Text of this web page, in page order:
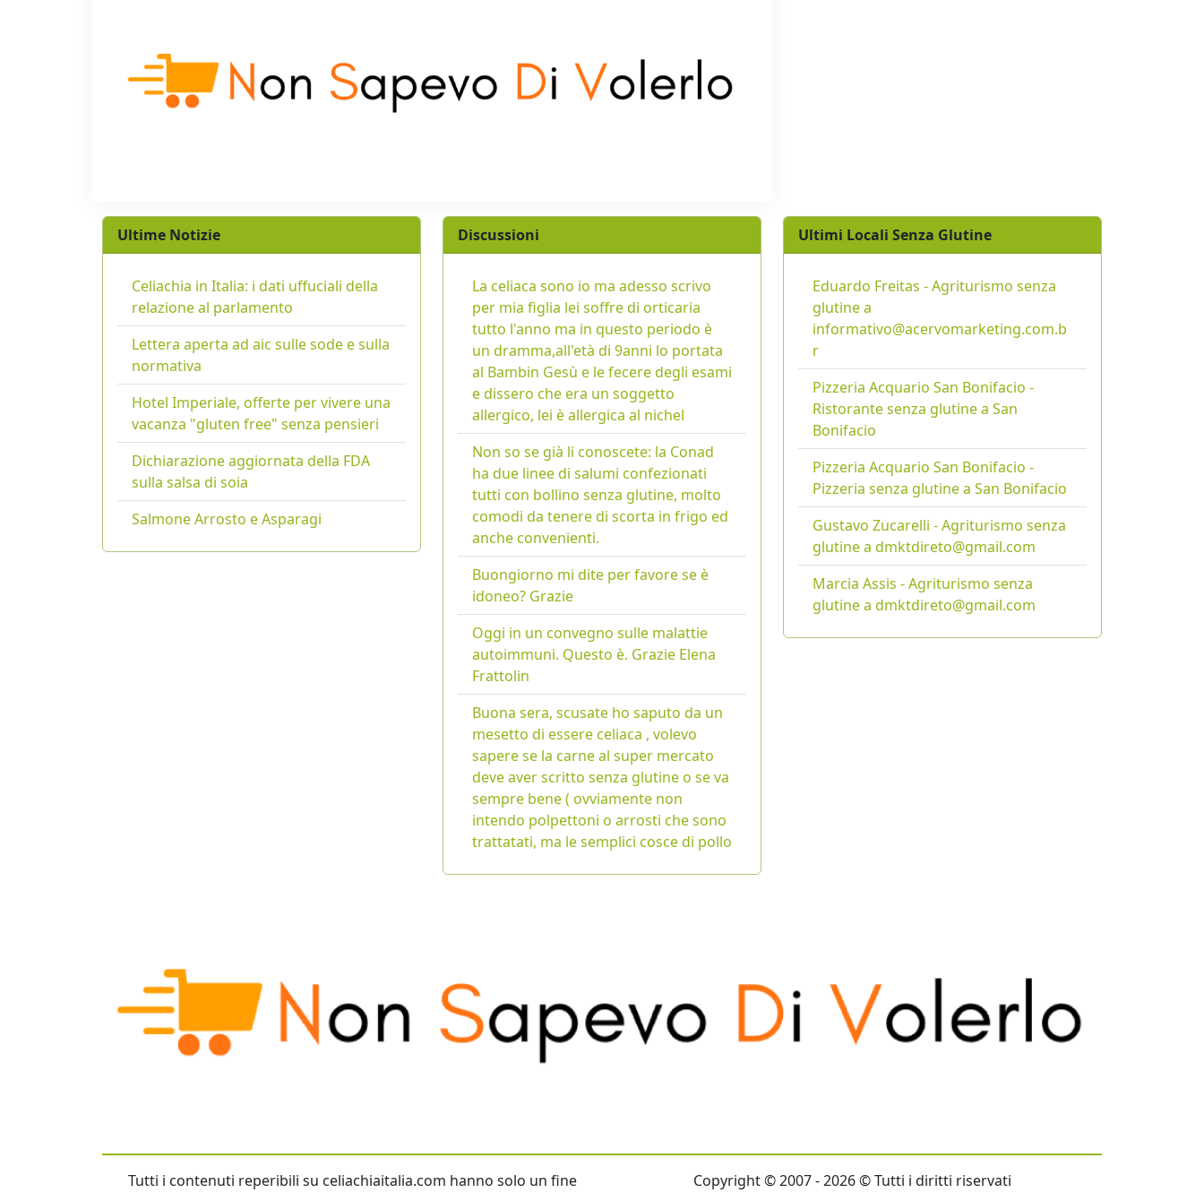
Ultime Notizie
Celiachia in Italia: i dati uffuciali della
relazione al parlamento
Lettera aperta ad aic sulle sode e sulla
normativa
Hotel Imperiale, offerte per vivere una
vacanza "gluten free" senza pensieri
Dichiarazione aggiornata della FDA
sulla salsa di soia
Salmone Arrosto e Asparagi
Discussioni
La celiaca sono io ma adesso scrivo
per mia figlia lei soffre di orticaria
tutto l'anno ma in questo periodo è
un dramma,all'età di 9anni lo portata
al Bambin Gesù e le fecere degli esami
e dissero che era un soggetto
allergico, lei è allergica al nichel
Non so se già li conoscete: la Conad
ha due linee di salumi confezionati
tutti con bollino senza glutine, molto
comodi da tenere di scorta in frigo ed
anche convenienti.
Buongiorno mi dite per favore se è
idoneo? Grazie
Oggi in un convegno sulle malattie
autoimmuni. Questo è. Grazie Elena
Frattolin
Buona sera, scusate ho saputo da un
mesetto di essere celiaca , volevo
sapere se la carne al super mercato
deve aver scritto senza glutine o se va
sempre bene ( ovviamente non
intendo polpettoni o arrosti che sono
trattatati, ma le semplici cosce di pollo
Ultimi Locali Senza Glutine
Eduardo Freitas - Agriturismo senza
glutine a
informativo@acervomarketing.com.b
r
Pizzeria Acquario San Bonifacio -
Ristorante senza glutine a San
Bonifacio
Pizzeria Acquario San Bonifacio -
Pizzeria senza glutine a San Bonifacio
Gustavo Zucarelli - Agriturismo senza
glutine a dmktdireto@gmail.com
Marcia Assis - Agriturismo senza
glutine a dmktdireto@gmail.com
Tutti i contenuti reperibili su celiachiaitalia.com hanno solo un fine
Copyright © 2007 - 2026 © Tutti i diritti riservati